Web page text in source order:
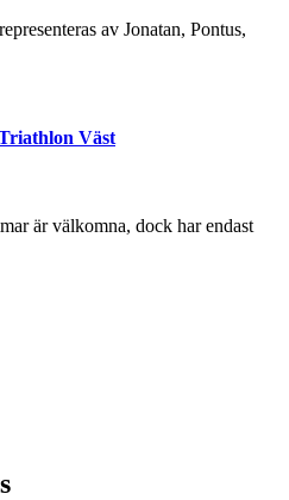
av Jonatan, Pontus,
Väst
är välkomna, dock har endast